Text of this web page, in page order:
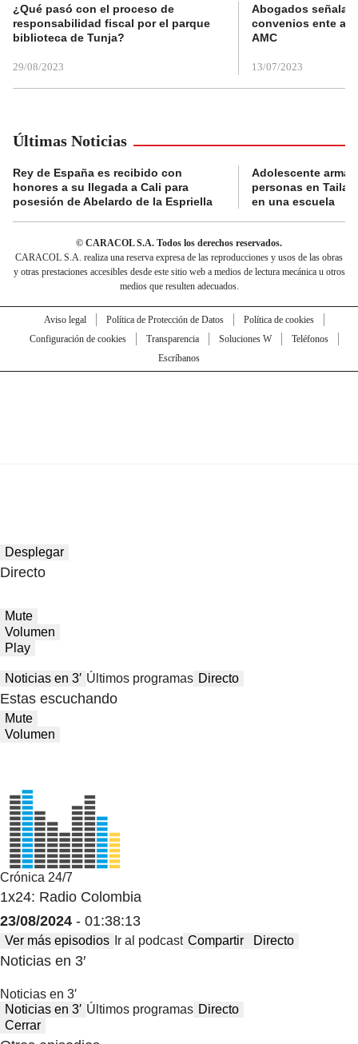
¿Qué pasó con el proceso de
responsabilidad fiscal por el parque
biblioteca de Tunja?
29/08/2023
Abogados
convenios ente
AMC
13/07/2023
Últimas Noticias
Rey de España es recibido con
honores a su llegada a Cali para
posesión de Abelardo de la Espriella
Adolescente
personas en
en una escuela
© CARACOL S.A. Todos los derechos reservados.
CARACOL S.A. realiza una reserva expresa de las reproducciones y usos de las obras
y otras prestaciones accesibles desde este sitio web a medios de lectura mecánica u otros
medios que resulten adecuados.
Aviso legal Política de Protección de Datos
Política de cookies
Configuración de cookies
Transparencia Soluciones W
Teléfonos
Escríbanos
Desplegar
Directo
Mute
Volumen
Play
Noticias en 3′ Últimos programas Directo
Estas escuchando
Mute
Volumen
Crónica 24/7
1x24: Radio Colombia
23/08/2024 - 01:38:13
Ver más episodios Ir al podcast Compartir Directo
Noticias en 3′
Noticias en 3′
Noticias en 3′ Últimos programas Directo
Cerrar